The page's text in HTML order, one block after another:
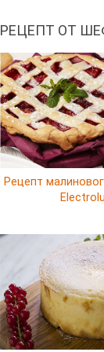
РЕЦЕПТ ОТ
Рецепт